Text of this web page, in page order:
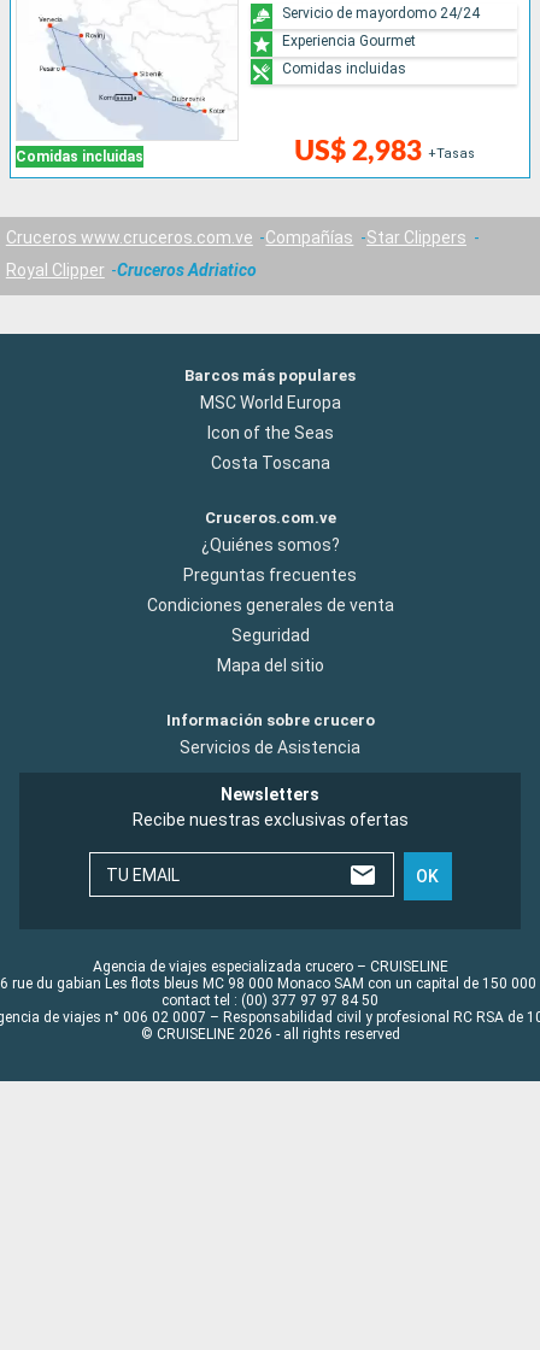
Comidas incluidas US$ 2,983 +Tasas
Servicio de mayordomo 24/24
Experiencia Gourmet
Comidas incluidas
Cruceros www.cruceros.com.ve Compañías
Star Clippers
Royal Clipper
Cruceros Adriatico
Barcos más populares
MSC World Europa
Icon of the Seas
Costa Toscana
Cruceros.com.ve
¿Quiénes somos?
Preguntas frecuentes
Condiciones generales de venta
Seguridad
Mapa del sitio
Información sobre crucero
Servicios de Asistencia
Newsletters
Recibe nuestras exclusivas ofertas
TU EMAIL OK
Agencia de viajes especializada crucero – CRUISELINE
rue du gabian Les flots bleus MC 98 000 Monaco SAM con un capital de 150 000
contact tel : (00) 377 97 97 84 50
de viajes n° 006 02 0007 – Responsabilidad civil y profesional RC RSA de
© CRUISELINE 2026 - all rights reserved